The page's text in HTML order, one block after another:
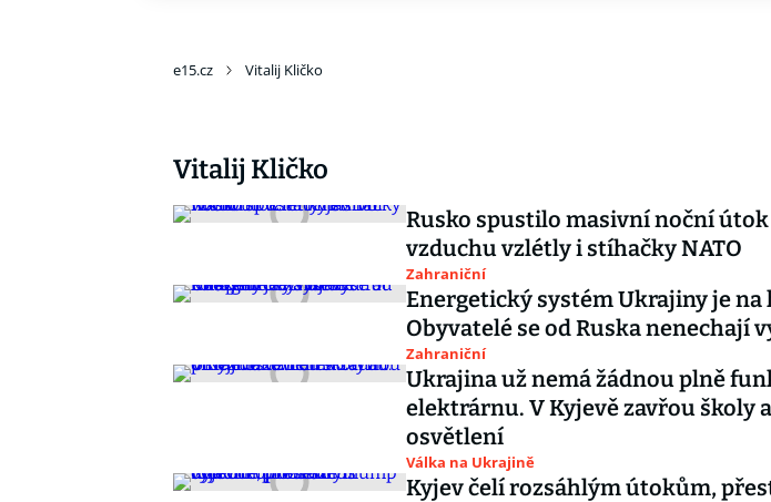
e15.cz Vitalij Kličko
Vitalij Kličko
Rusko spustilo masivní noční útok
vzduchu vzlétly i stíhačky NATO
Zahraniční
Energetický systém Ukrajiny je na
Obyvatelé se od Ruska nenechají
Zahraniční
Ukrajina už nemá žádnou plně
elektrárnu. V Kyjevě zavřou školy
osvětlení
Válka na Ukrajině
Kyjev čelí rozsáhlým útokům,